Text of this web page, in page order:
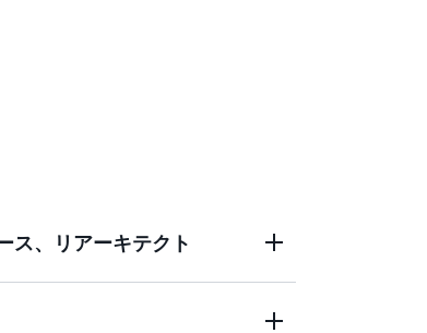
ス、リアーキテクト
行を採用していたことが明らかに